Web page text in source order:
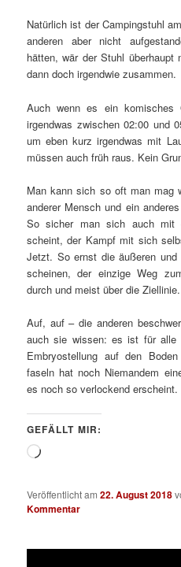
Natürlich ist der Campingstuhl
anderen aber nicht
hätten, wär der Stuhl
dann doch irgendwie zusammen.
Auch wenn es ein komisches
irgendwas zwischen 02:00 und
um eben kurz irgendwas mit
müssen auch früh raus. Kein
Man kann sich so oft man mag
anderer Mensch und ein
So sicher man sich auch mit
scheint, der Kampf mit sich
Jetzt. So ernst die äußeren
scheinen, der einzige Weg
durch und meist über die Ziellinie.
Auf, auf – die anderen
auch sie wissen: es ist für alle
Embryostellung auf den
faseln hat noch Niemandem
es noch so verlockend erscheint.
GEFÄLLT MIR:
Wird
Veröffentlicht am22. August 2018
Kommentar